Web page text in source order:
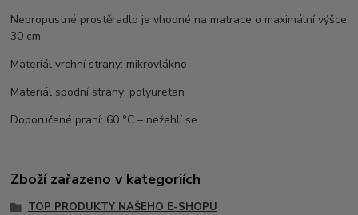
Nepropustné prostěradlo je vhodné na matrace o maximální výšce
30 cm.
Materiál vrchní strany: mikrovlákno
Materiál spodní strany: polyuretan
Doporučené praní: 60 °C – nežehlí se
Zboží zařazeno v kategoriích
TOP PRODUKTY NAŠEHO E-SHOPU